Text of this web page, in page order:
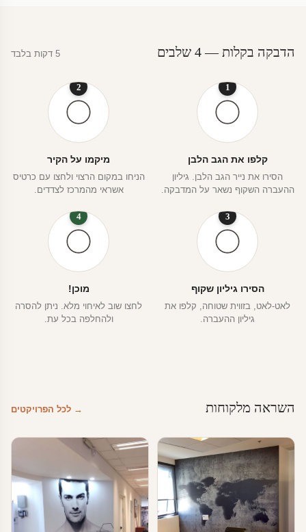
הדבקה בקלות — 4 שלבים 5 דקות בלבד
1
קלפו את הגב הלבן
הסירו את נייר הגב הלבן. גיליון
ההעברה השקוף נשאר על המדבקה.
2
מיקמו על הקיר
הניחו במקום הרצוי ולחצו עם כרטיס
אשראי מהמרכז לצדדים.
3
הסירו גיליון שקוף
לאט-לאט, בזווית שטוחה, קלפו את
גיליון ההעברה.
4
מוכן!
לחצו שוב לאיחוי מלא. ניתן להסרה
ולהחלפה בכל עת.
השראה מלקוחות → לכל הפרויקטים